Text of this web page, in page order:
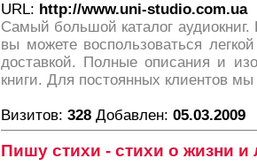
URL: http://www.uni-studio.com.ua
Самый большой каталог
вы можете воспользоваться
доставкой. Полные описания и
книги. Для постоянных клиентов
Визитов: 328 Добавлен: 05.03.2009
Пишу стихи - стихи о жизни